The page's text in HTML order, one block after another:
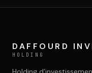
DAFFOURD
HOLDING